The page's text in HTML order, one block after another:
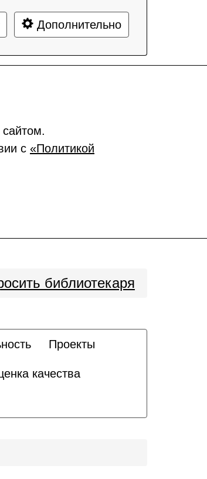
Дополнительно
с «Политикой
библиотекаря
Проекты
качества